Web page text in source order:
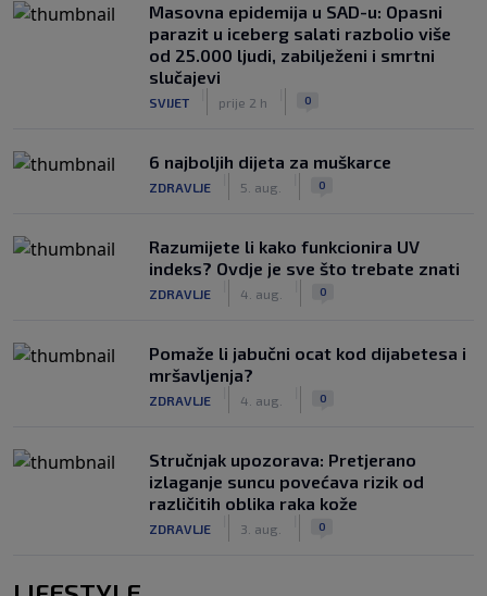
Masovna epidemija u SAD-u: Opasni
parazit u iceberg salati razbolio više
od 25.000 ljudi, zabilježeni i smrtni
slučajevi
SVIJET prije 2 h 0
6 najboljih dijeta za muškarce
ZDRAVLJE 5. aug. 0
Razumijete li kako funkcionira UV
indeks? Ovdje je sve što trebate znati
ZDRAVLJE 4. aug. 0
Pomaže li jabučni ocat kod dijabetesa i
mršavljenja?
ZDRAVLJE 4. aug. 0
Stručnjak upozorava: Pretjerano
izlaganje suncu povećava rizik od
različitih oblika raka kože
ZDRAVLJE 3. aug. 0